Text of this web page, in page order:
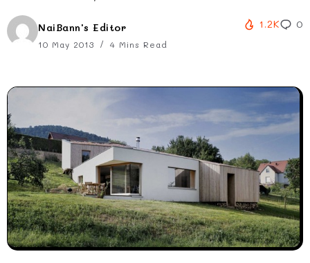
NaiBann's Editor
10 May 2013 4 Mins Read
1.2K 0